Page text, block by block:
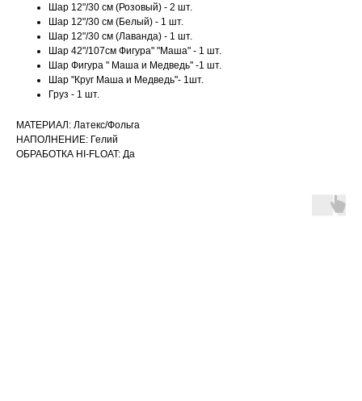
Шар 12"/30 см (Розовый) - 2 шт.
Шар 12"/30 см (Белый) - 1 шт.
Шар 12"/30 см (Лаванда) - 1 шт.
Шар 42"/107см Фигура" "Маша" - 1 шт.
Шар Фигура " Маша и Медведь" -1 шт.
Шар "Круг Маша и Медведь"- 1шт.
Груз - 1 шт.
МАТЕРИАЛ: Латекс/Фольга
НАПОЛНЕНИЕ: Гелий
ОБРАБОТКА HI-FLOAT: Да